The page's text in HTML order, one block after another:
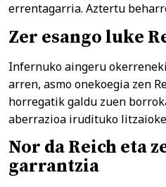
errentagarria. Aztertu
Zer esango luke
Infernuko aingeru
arren, asmo onekoegia zen
horregatik galdu zuen
aberrazioa irudituko
Nor da Reich eta
garrantzia